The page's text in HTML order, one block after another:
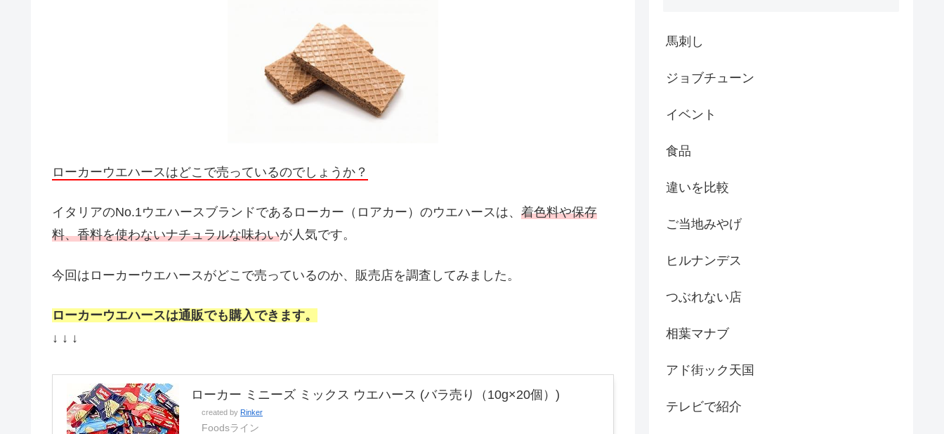
ローカーウエハースはどこで売っているのでしょうか？
イタリアのNo.1ウエハースブランドであるローカー（ロアカー）のウエハースは、 着色料や保存
料、香料を使わないナチュラルな味わいが人気です。
今回はローカーウエハースがどこで売っているのか、販売店を調査してみました。
ローカーウエハースは通販でも購入できます。
↓ ↓ ↓
ローカー ミニーズ ミックス ウエハース (バラ売り（10g×20個）)
created by Rinker
Foodsライン
馬刺し
ジョブチューン
イベント
食品
違いを比較
ご当地みやげ
ヒルナンデス
つぶれない店
相葉マナブ
アド街ック天国
テレビで紹介